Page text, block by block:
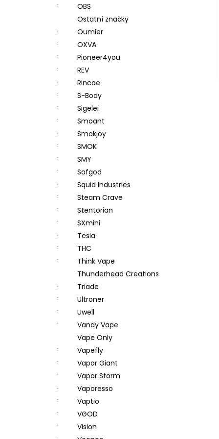
OBS
Ostatní značky
Oumier
OXVA
Pioneer4you
REV
Rincoe
S-Body
Sigelei
Smoant
Smokjoy
SMOK
SMY
Sofgod
Squid Industries
Steam Crave
Stentorian
SXmini
Tesla
THC
Think Vape
Thunderhead Creations
Triade
Ultroner
Uwell
Vandy Vape
Vape Only
Vapefly
Vapor Giant
Vapor Storm
Vaporesso
Vaptio
VGOD
Vision